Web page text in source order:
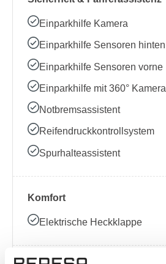
Einparkhilfe Kamera
Einparkhilfe Sensoren hinten
Einparkhilfe Sensoren vorne
Einparkhilfe mit 360° Kamera
Notbremsassistent
Reifendruckkontrollsystem
Spurhalteassistent
Komfort
Elektrische Heckklappe